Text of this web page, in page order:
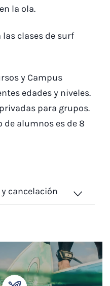
la ola.
clases de surf
y Campus
edades y niveles.
para grupos.
alumnos es de 8
cancelación